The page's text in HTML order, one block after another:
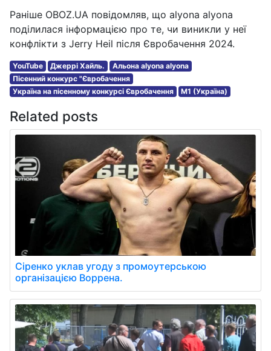
Раніше OBOZ.UA повідомляв, що alyona alyona
поділилася інформацією про те, чи виникли у неї
конфлікти з Jerry Heil після Євробачення 2024.
YouTube Джеррі Хайль.
Альона alyona alyona
Пісенний конкурс "Євробачення
Україна на пісенному конкурсі Євробачення
M1 (Україна)
Related posts
Сіренко уклав угоду з промоутерською
організацією Воррена.